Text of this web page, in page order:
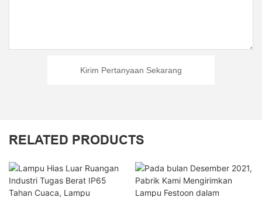
Kirim Pertanyaan Sekarang
RELATED PRODUCTS